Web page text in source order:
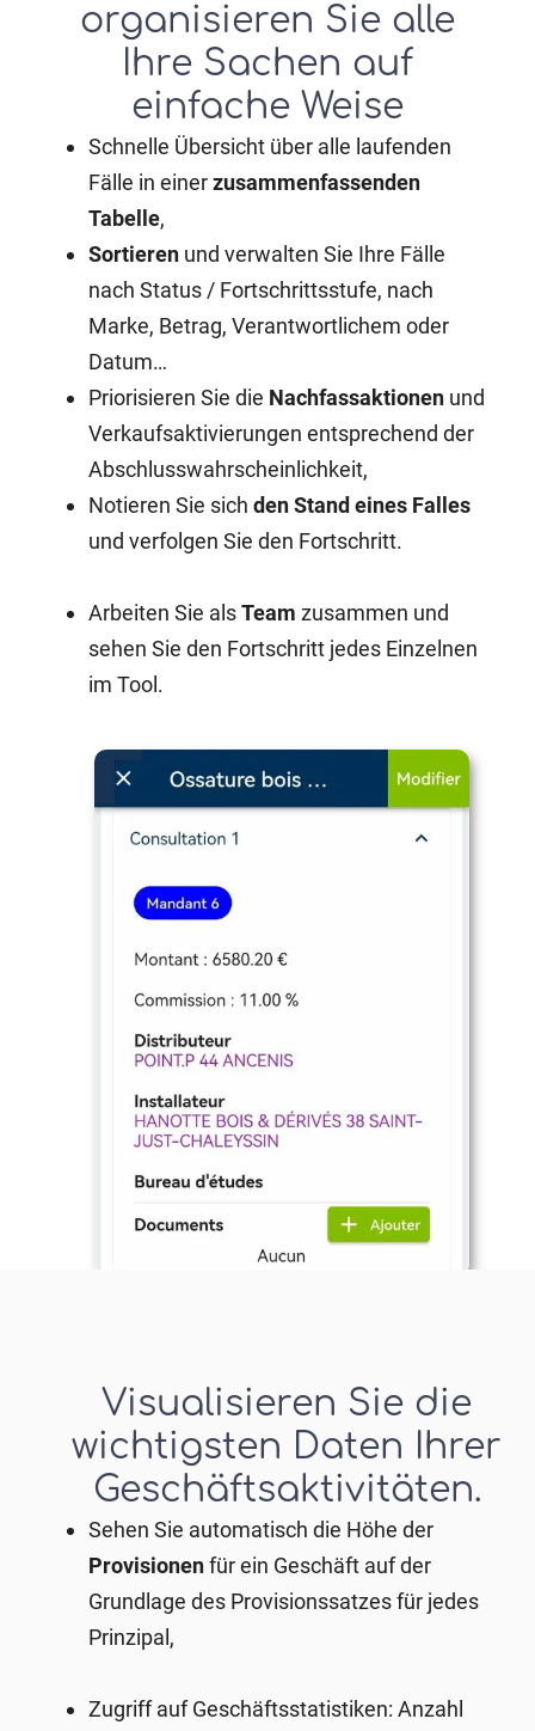
organisieren Sie alle
Ihre Sachen auf
einfache Weise
Schnelle Übersicht über alle laufenden
Fälle in einerzusammenfassenden
Tabelle,
Sortieren und verwalten Sie Ihre Fälle
nach Status / Fortschrittsstufe, nach
Marke, Betrag, Verantwortlichem oder
Datum…
Priorisieren Sie die Nachfassaktionen und
Verkaufsaktivierungen entsprechend der
Abschlusswahrscheinlichkeit,
Notieren Sie sichden Stand eines Falles
und verfolgen Sie den Fortschritt.
Arbeiten Sie alsTeam zusammen und
sehen Sie den Fortschritt jedes Einzelnen
im Tool.
Visualisieren Sie die
wichtigsten Daten Ihrer
Geschäftsaktivitäten.
Sehen Sie automatisch die Höhe der
Provisionenfür ein Geschäft auf der
Grundlage des Provisionssatzes für jedes
Prinzipal,
Zugriff aufGeschäftsstatistiken: Anzahl